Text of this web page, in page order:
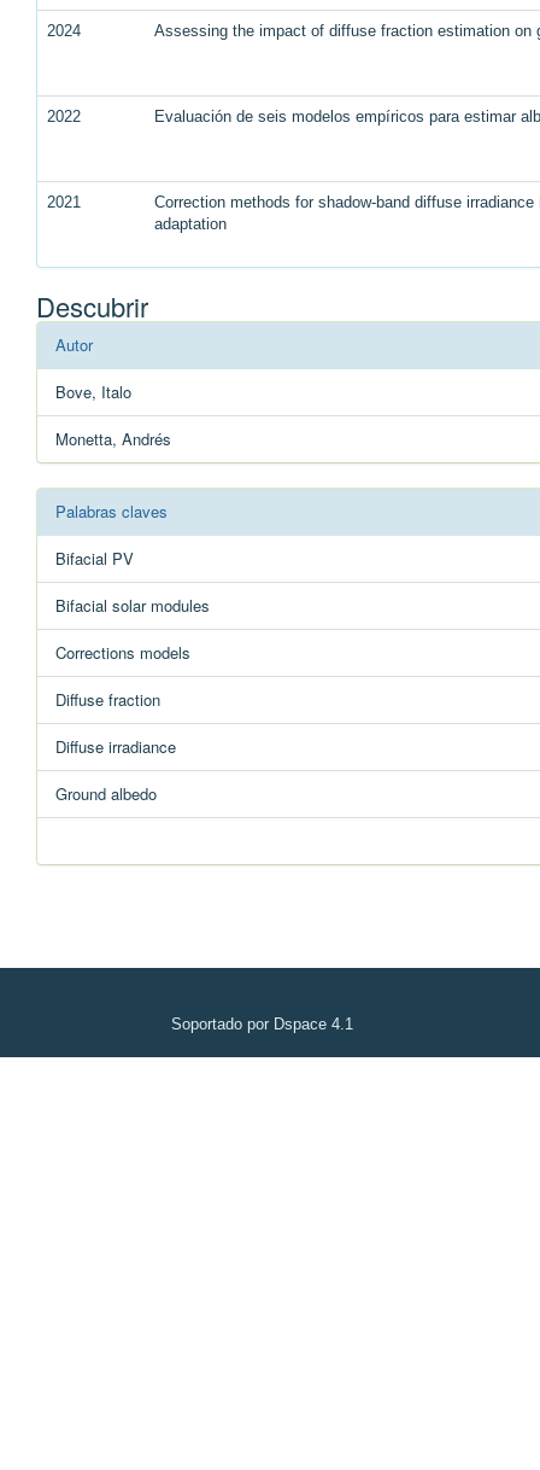
2024 Assessing the impact of diffuse fraction estimation on
2022 Evaluación de seis modelos empíricos para estimar
2021
Correction methods for shadow-band diffuse
adaptation
Descubrir
Autor
Bove, Italo
Monetta, Andrés
Palabras claves
Bifacial PV
Bifacial solar modules
Corrections models
Diffuse fraction
Diffuse irradiance
Ground albedo
Soportado por Dspace 4.1